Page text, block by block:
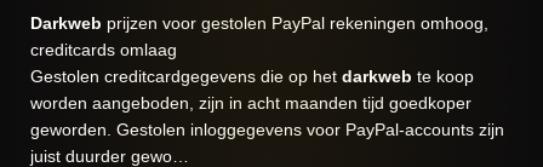
Darkweb prijzen voor gestolen PayPal rekeningen omhoog,
creditcards omlaag
Gestolen creditcardgegevens die op het darkweb te koop
worden aangeboden, zijn in acht maanden tijd goedkoper
geworden. Gestolen inloggegevens voor PayPal-accounts zijn
juist duurder gewo…